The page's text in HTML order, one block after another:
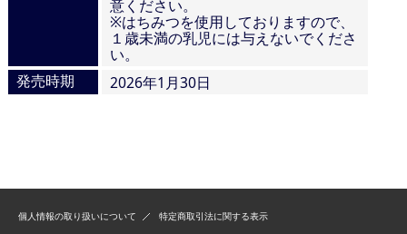
意ください。
※はちみつを使用しておりますので、
１歳未満の乳児には与えないでくださ
い。
発売時期
2026年1月30日
個人情報の取り扱いについて 特定商取引法に関する表示